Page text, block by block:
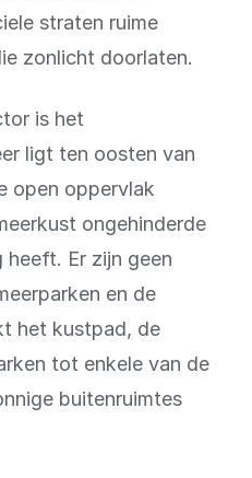
straten ruime
zonlicht doorlaten.
is het
ligt ten oosten van
open oppervlak
ongehinderde
Er zijn geen
en de
het kustpad, de
tot enkele van de
buitenruimtes